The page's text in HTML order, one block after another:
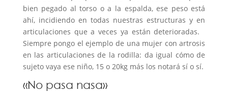
bien pegado al torso o a la espalda, ese peso está
ahí, incidiendo en todas nuestras estructuras y en
articulaciones que a veces ya están deterioradas.
Siempre pongo el ejemplo de una mujer con artrosis
en las articulaciones de la rodilla: da igual cómo de
sujeto vaya ese niño, 15 o 20kg más los notará sí o sí.
«No pasa nasa»